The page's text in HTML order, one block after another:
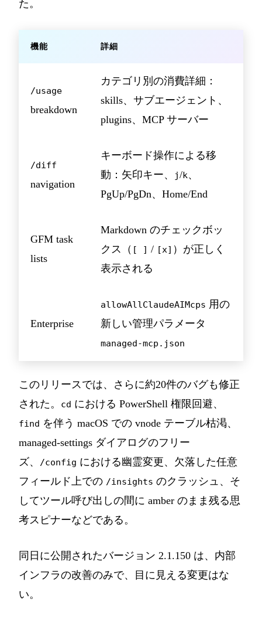
た。
機能 詳細
/usage
breakdown
カテゴリ別の消費詳細：
skills、サブエージェント、
plugins、MCP サーバー
/diff
navigation
キーボード操作による移
動：矢印キー、
j/k、
PgUp/PgDn、Home/End
GFM task
lists
Markdown のチェックボッ
クス（ [ ] / [x] ）が正しく
表示される
Enterprise
allowAllClaudeAIMcps 用の
新しい管理パラメータ
managed-mcp.json
このリリースでは、さらに約20件のバグも修正
された。
cd における PowerShell 権限回避、
find を伴う macOS での vnode テーブル枯渇、
managed-settings ダイアログのフリー
ズ、
/config における幽霊変更、欠落した任意
フィールド上での /insights のクラッシュ、そ
してツール呼び出しの間に amber のまま残る思
考スピナーなどである。
同日に公開されたバージョン 2.1.150 は、内部
インフラの改善のみで、目に見える変更はな
い。